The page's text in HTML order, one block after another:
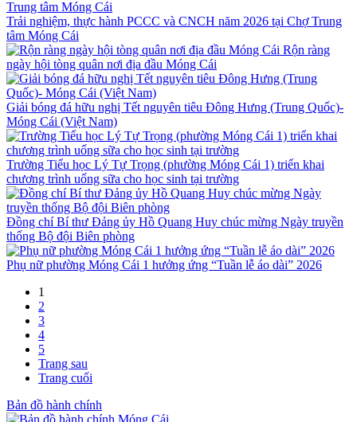
Trải nghiệm, thực hành PCCC và CNCH năm 2026 tại Chợ Trung
tâm Móng Cái
Rộn ràng
ngày hội tòng quân nơi địa đầu Móng Cái
Giải bóng đá hữu nghị Tết nguyên tiêu Đông Hưng (Trung Quốc)-
Móng Cái (Việt Nam)
Trường Tiểu học Lý Tự Trọng (phường Móng Cái 1) triển khai
chương trình uống sữa cho học sinh tại trường
Đồng chí Bí thư Đảng ủy Hồ Quang Huy chúc mừng Ngày truyền
thống Bộ đội Biên phòng
Phụ nữ phường Móng Cái 1 hưởng ứng “Tuần lễ áo dài” 2026
1
2
3
4
5
Trang sau
Trang cuối
Bản đồ hành chính